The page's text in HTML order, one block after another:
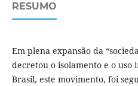
RESUMO
Em plena expansão da
decretou o isolamento e o uso
Brasil, este movimento, foi